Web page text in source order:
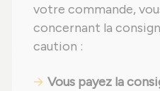
votre commande,
concernant la
caution :
Vous payez la